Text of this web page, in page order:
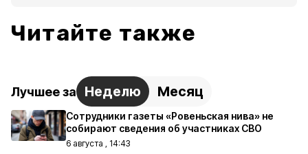
Читайте также
Лучшее за Неделю Месяц
Сотрудники газеты «Ровеньская нива» не
собирают сведения об участниках СВО
6 августа , 14:43